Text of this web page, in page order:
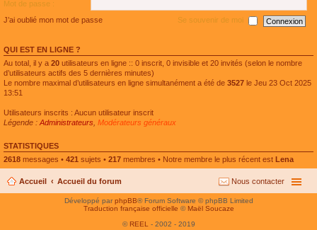
é
e
l
s
e
n
t
Mot de passe :
J’ai oublié mon mot de passe
Se souvenir de moi
QUI EST EN LIGNE ?
Au total, il y a 20 utilisateurs en ligne :: 0 inscrit, 0 invisible et 20 invités (selon le nombre
d’utilisateurs actifs des 5 dernières minutes)
Le nombre maximal d’utilisateurs en ligne simultanément a été de 3527 le Jeu 23 Oct 2025
13:51
Utilisateurs inscrits : Aucun utilisateur inscrit
Légende : Administrateurs Modérateurs généraux
STATISTIQUES
2618 messages • 421 sujets • 217 membres • Notre membre le plus récent est Lena
Accueil Accueil du forum Nous contacter
Développé parphpBB® Forum Software © phpBB Limited
Traduction française officielle © Maël Soucaze
© REEL - 2002 - 2019